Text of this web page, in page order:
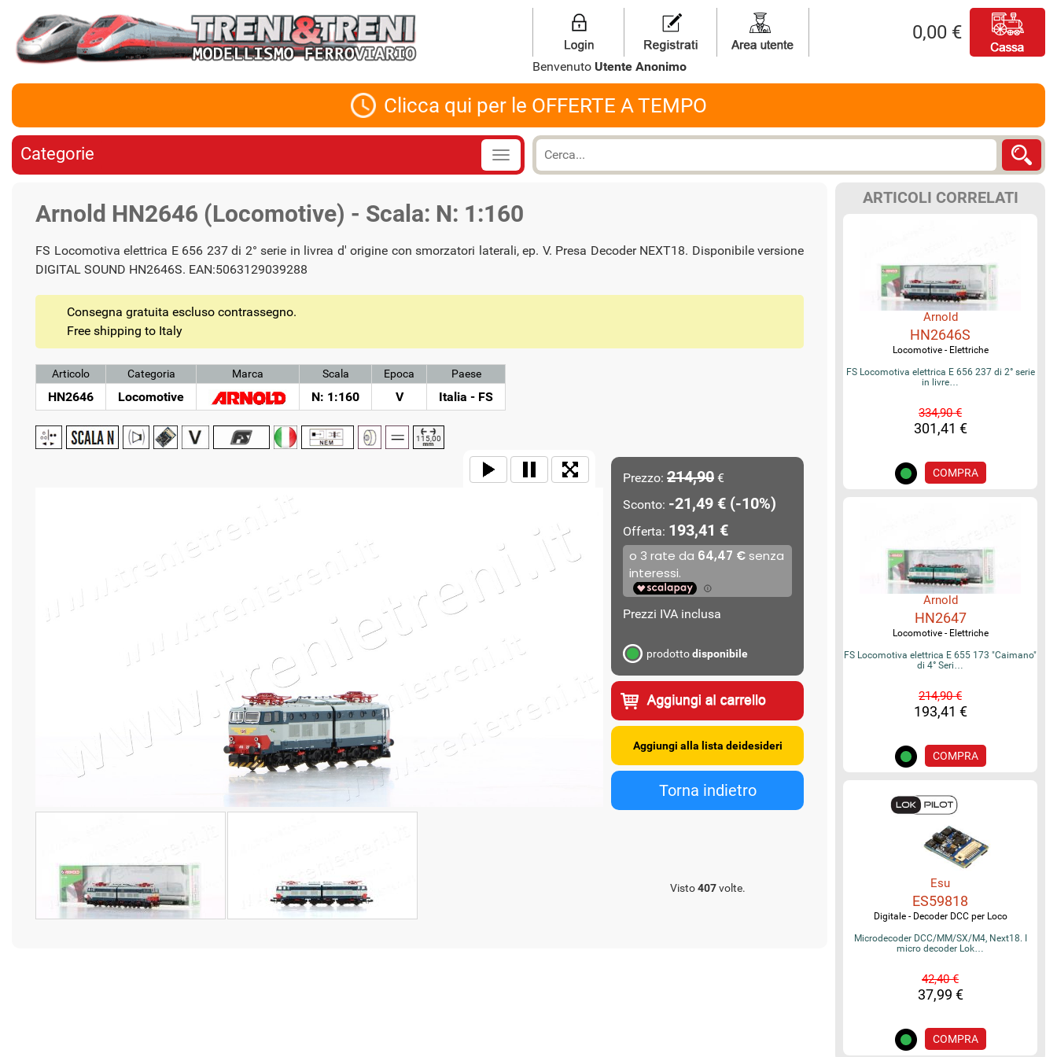
0,00 €
Benvenuto Utente Anonimo
Clicca qui per le OFFERTE A TEMPO
Categorie
Arnold HN2646 (Locomotive) - Scala: N: 1:160
FS Locomotiva elettrica E 656 237 di 2° serie in livrea d' origine con smorzatori laterali, ep. V. Presa Decoder NEXT18. Disponibile versione
DIGITAL SOUND HN2646S. EAN:5063129039288
Consegna gratuita escluso contrassegno.
Free shipping to Italy
Articolo
HN2646
Categoria
Locomotive
Marca Scala
N: 1:160
Epoca
V
Paese
Italia - FS
115,00
Prezzo: 214,90 €
Sconto: -21,49 € (-10%)
Offerta: 193,41 €
Prezzi IVA inclusa
prodottodisponibile
Visto407volte.
ARTICOLI CORRELATI
Arnold
HN2646S
Locomotive - Elettriche
FS Locomotiva elettrica E 656 237 di 2° serie
in livre…
334,90 €
301,41 €
COMPRA
Arnold
HN2647
Locomotive - Elettriche
FS Locomotiva elettrica E 655 173 "Caimano"
di 4° Seri…
214,90 €
193,41 €
COMPRA
Esu
ES59818
Digitale - Decoder DCC per Loco
Microdecoder DCC/MM/SX/M4, Next18. I
micro decoder Lok…
42,40 €
37,99 €
COMPRA